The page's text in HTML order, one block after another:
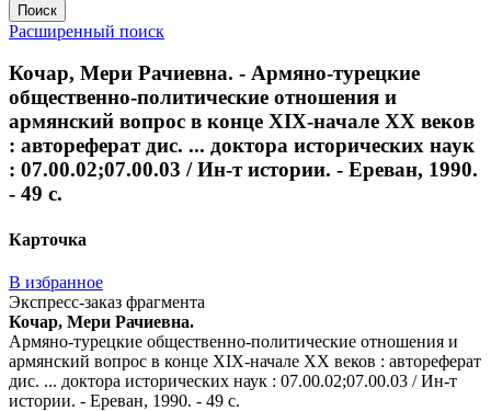
Поиск
Расширенный поиск
Кочар, Мери Рачиевна. - Армяно-турецкие
общественно-политические отношения и
армянский вопрос в конце XIX-начале XX веков
: автореферат дис. ... доктора исторических наук
: 07.00.02;07.00.03 / Ин-т истории. - Ереван, 1990.
- 49 с.
Карточка
В избранное
Экспресс-заказ фрагмента
Кочар, Мери Рачиевна.
Армяно-турецкие общественно-политические отношения и
армянский вопрос в конце XIX-начале XX веков : автореферат
дис. ... доктора исторических наук : 07.00.02;07.00.03 / Ин-т
истории. - Ереван, 1990. - 49 с.